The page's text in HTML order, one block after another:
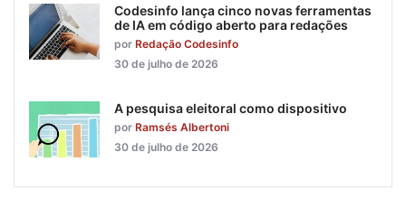
Codesinfo lança cinco novas ferramentas
de IA em código aberto para redações
por Redação Codesinfo
30 de julho de 2026
A pesquisa eleitoral como dispositivo
por Ramsés Albertoni
30 de julho de 2026